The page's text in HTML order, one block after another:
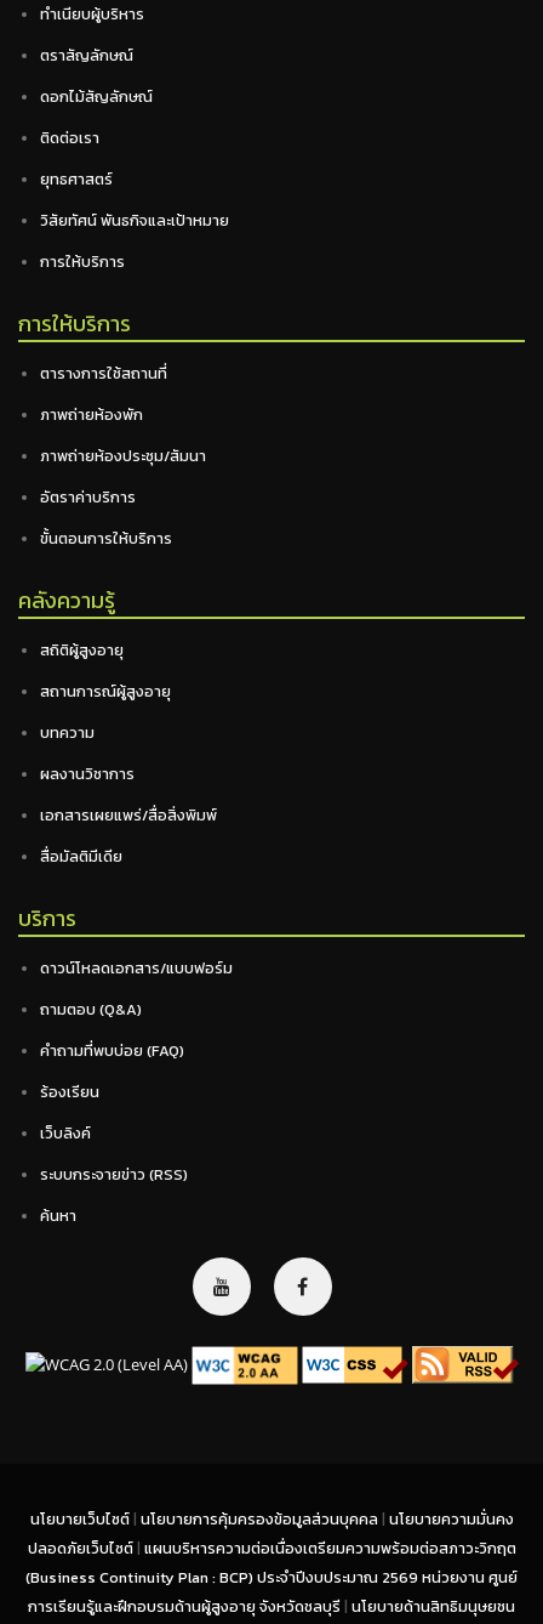
ทำเนียบผู้บริหาร
ตราสัญลักษณ์
ดอกไม้สัญลักษณ์
ติดต่อเรา
ยุทธศาสตร์
วิสัยทัศน์ พันธกิจและเป้าหมาย
การให้บริการ
การให้บริการ
ตารางการใช้สถานที่
ภาพถ่ายห้องพัก
ภาพถ่ายห้องประชุม/สัมนา
อัตราค่าบริการ
ขั้นตอนการให้บริการ
คลังความรู้
สถิติผู้สูงอายุ
สถานการณ์ผู้สูงอายุ
บทความ
ผลงานวิชาการ
เอกสารเผยแพร่/สื่อสิ่งพิมพ์
สื่อมัลติมีเดีย
บริการ
ดาวน์โหลดเอกสาร/แบบฟอร์ม
ถามตอบ (Q&A)
คำถามที่พบบ่อย (FAQ)
ร้องเรียน
เว็บลิงค์
ระบบกระจายข่าว (RSS)
ค้นหา
นโยบายเว็บไซต์ | นโยบายการคุ้มครองข้อมูลส่วนบุคคล | นโยบายความมั่นคง
ปลอดภัยเว็บไซต์ | แผนบริหารความต่อเนื่องเตรียมความพร้อมต่อสภาวะวิกฤต
(Business Continuity Plan : BCP) ประจำปีงบประมาณ 2569 หน่วยงาน ศูนย์
การเรียนรู้และฝึกอบรมด้านผู้สูงอายุ จังหวัดชลบุรี | นโยบายด้านสิทธิมนุษยชน